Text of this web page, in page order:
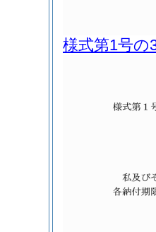
様式第1号の